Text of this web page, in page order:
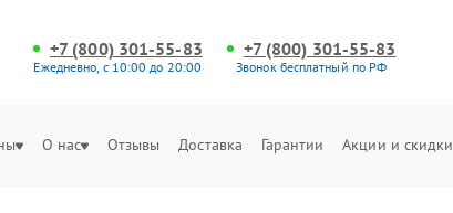
+7 (800) 301-55-83
Ежедневно, с 10:00 до 20:00
+7 (800) 301-55-83
Звонок бесплатный по РФ
О нас Отзывы Доставка Гарантии Акции и скидки